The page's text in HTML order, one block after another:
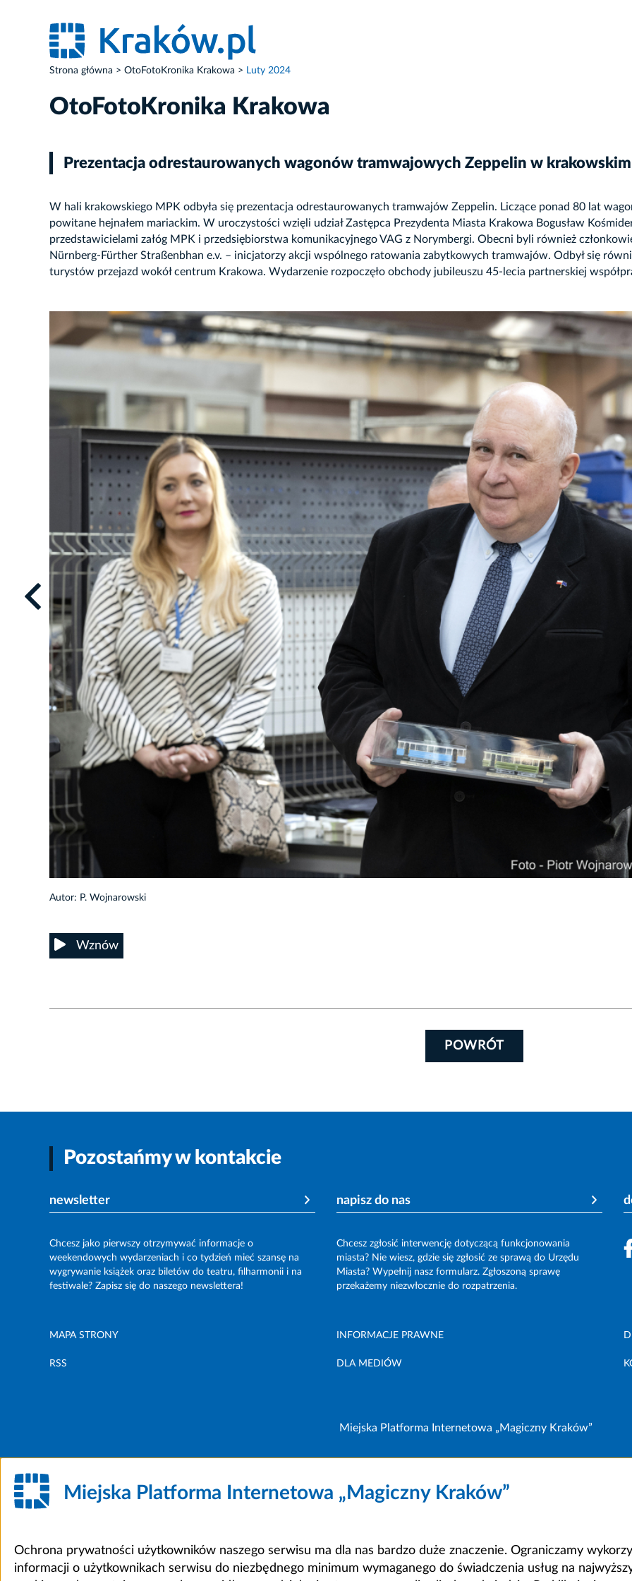
Strona główna OtoFotoKronika Krakowa Luty 2024
OtoFotoKronika Krakowa
Prezentacja odrestaurowanych wagonów tramwajowych Zeppelin w
W hali krakowskiego MPK odbyła się prezentacja odrestaurowanych tramwajów Zeppelin. Liczące ponad 80 lat
powitane hejnałem mariackim. W uroczystości wzięli udział Zastępca Prezydenta Miasta Krakowa Bogusław
przedstawicielami załóg MPK i przedsiębiorstwa komunikacyjnego VAG z Norymbergi. Obecni byli również
Nürnberg-Fürther Straßenbhan e.v. – inicjatorzy akcji wspólnego ratowania zabytkowych tramwajów. Odbył się
turystów przejazd wokół centrum Krakowa. Wydarzenie rozpoczęło obchody jubileuszu 45-lecia partnerskiej
Autor: P. Wojnarowski
Wznów
POWRÓT
Pozostańmy w kontakcie
newsletter
Chcesz jako pierwszy otrzymywać informacje o
weekendowych wydarzeniach i co tydzień mieć szansę na
wygrywanie książek oraz biletów do teatru, filharmonii i na
festiwale? Zapisz się do naszego newslettera!
napisz do nas
Chcesz zgłosić interwencję dotyczącą funkcjonowania
miasta? Nie wiesz, gdzie się zgłosić ze sprawą do Urzędu
Miasta? Wypełnij nasz formularz. Zgłoszoną sprawę
przekażemy niezwłocznie do rozpatrzenia.
MAPA STRONY INFORMACJE PRAWNE
RSS DLA MEDIÓW
Miejska Platforma Internetowa „Magiczny Kraków”
Miejska Platforma Internetowa „Magiczny Kraków”
Ochrona prywatności użytkowników naszego serwisu ma dla nas bardzo duże znaczenie. Ograniczamy
informacji o użytkownikach serwisu do niezbędnego minimum wymaganego do świadczenia usług na